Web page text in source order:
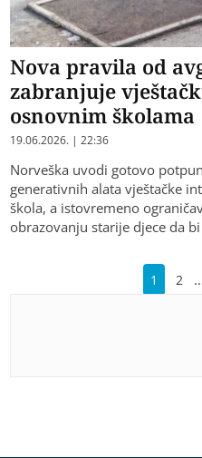
Nova pravila od
zabranjuje
osnovnim školama
19.06.2026. | 22:36
Norveška uvodi gotovo
generativnih alata vještačke
škola, a istovremeno
obrazovanju starije djece da
1 2